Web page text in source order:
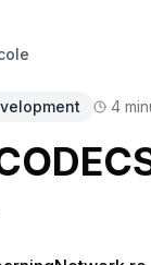
4